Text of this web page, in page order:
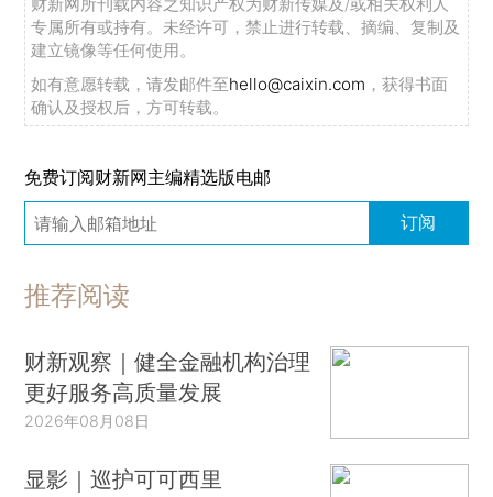
专属所有或持有。未经许可，禁止进行转载、摘编、复制及
建立镜像等任何使用。
如有意愿转载，请发邮件至hello@caixin.com ，获得书面
确认及授权后，方可转载。
免费订阅财新网主编精选版电邮
订阅
推荐阅读
财新观察｜健全金融机构治理
更好服务高质量发展
2026年08月08日
显影｜巡护可可西里